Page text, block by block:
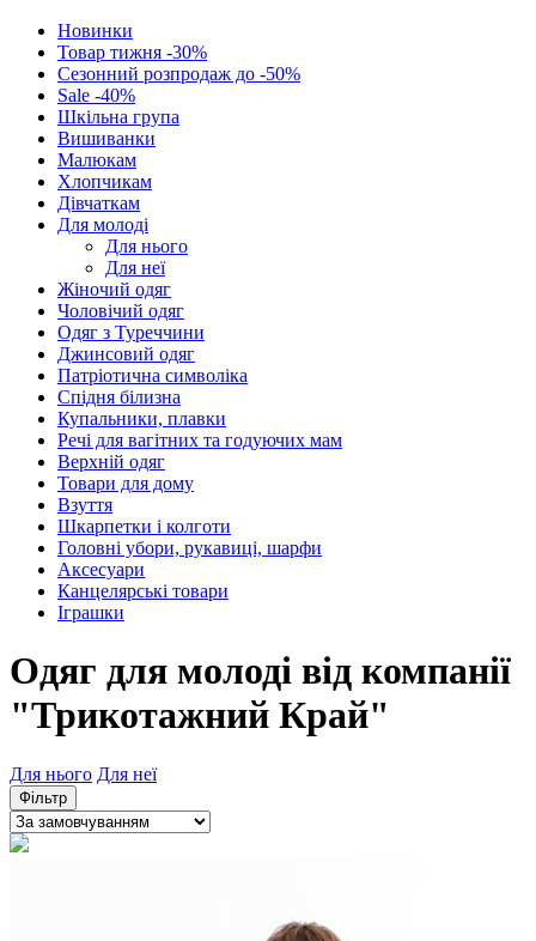
Новинки
Товар тижня -30%
Сезонний розпродаж до -50%
Sale -40%
Шкільна група
Вишиванки
Малюкам
Хлопчикам
Дівчаткам
Для молоді
Для нього
Для неї
Жіночий одяг
Чоловічий одяг
Одяг з Туреччини
Джинсовий одяг
Патріотична символіка
Спідня білизна
Купальники, плавки
Речі для вагітних та годуючих мам
Верхній одяг
Товари для дому
Взуття
Шкарпетки і колготи
Головні убори, рукавиці, шарфи
Аксесуари
Канцелярські товари
Іграшки
Одяг для молоді від компанії
"Трикотажний Край"
Для нього Для неї
Фільтр